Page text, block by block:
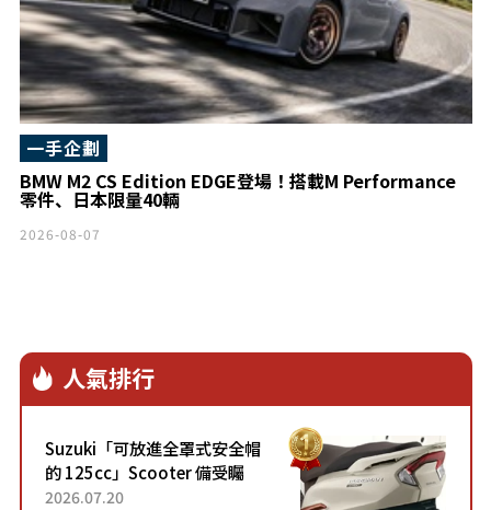
BMW M2 CS Edition EDGE登場！搭載M Performance
零件、日本限量40輛
一手企劃
2026-08-07
人氣排行
Suzuki「可放進全罩式安全帽
的 125cc」Scooter 備受矚
目！採用全新流線設計與各項
2026.07.20